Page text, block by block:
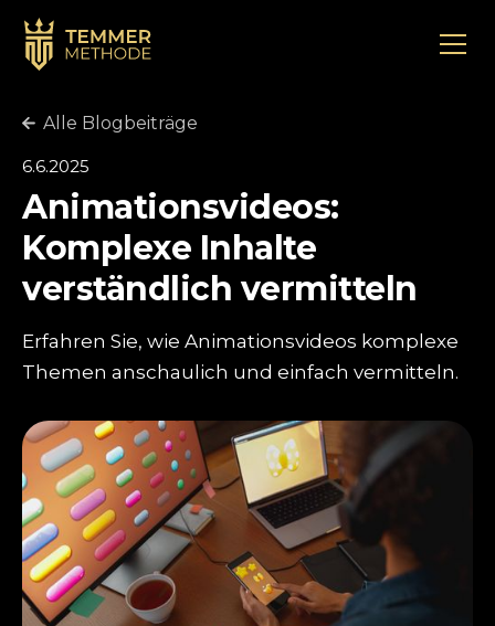
Alle Blogbeiträge
6.6.2025
Animationsvideos:
Komplexe Inhalte
verständlich vermitteln
Erfahren Sie, wie Animationsvideos komplexe
Themen anschaulich und einfach vermitteln.